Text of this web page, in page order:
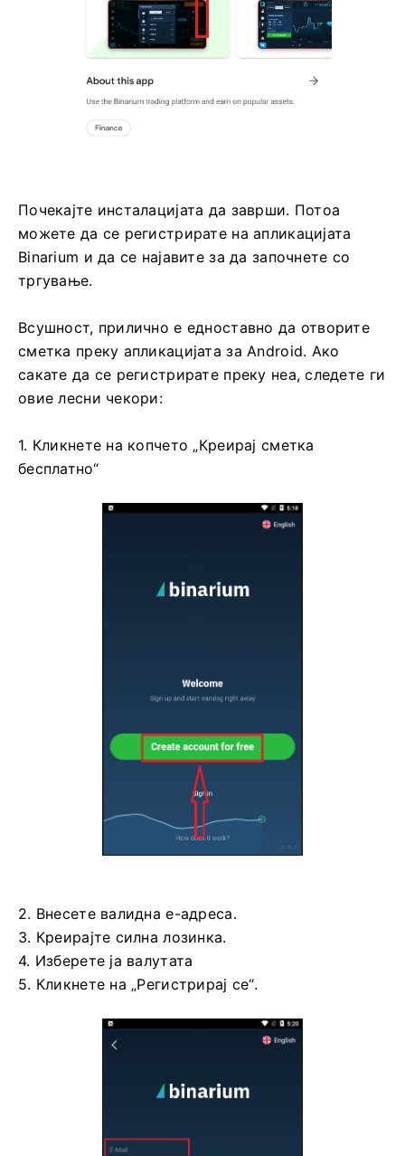
Почекајте инсталацијата да заврши. Потоа
можете да се регистрирате на апликацијата
Binarium и да се најавите за да започнете со
тргување.
Всушност, прилично е едноставно да отворите
сметка преку апликацијата за Android. Ако
сакате да се регистрирате преку неа, следете ги
овие лесни чекори:
1. Кликнете на копчето „Креирај сметка
бесплатно“
2. Внесете валидна е-адреса.
3. Креирајте силна лозинка.
4. Изберете ја валутата
5. Кликнете на „Регистрирај се“.